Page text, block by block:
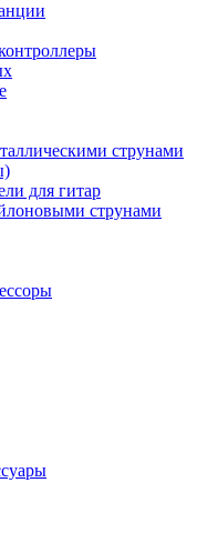
струнами
для гитар
струнами